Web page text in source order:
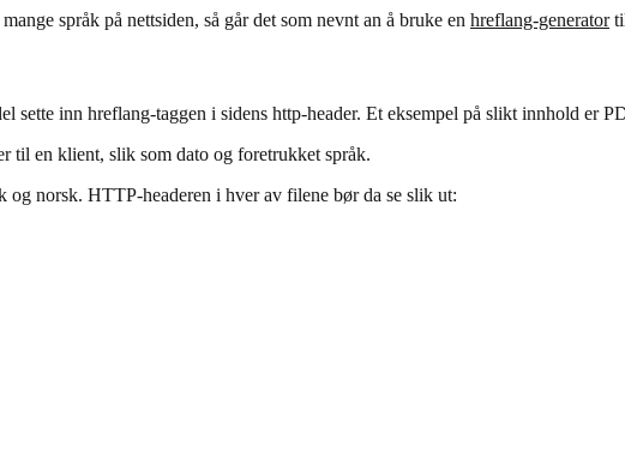
språk på nettsiden, så går det som nevnt an å bruke en hreflang-generator
inn hreflang-taggen i sidens http-header. Et eksempel på slikt innhold er
til en klient, slik som dato og foretrukket språk.
og norsk. HTTP-headeren i hver av filene bør da se slik ut: